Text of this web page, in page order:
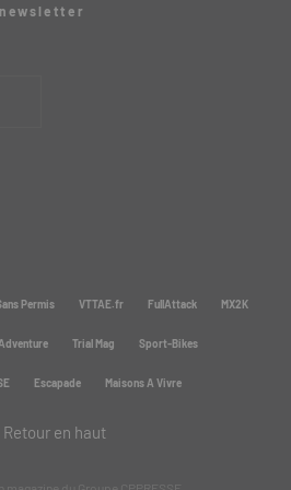
Permis VTTAE.fr FullAttack MX2K
Trial Mag Sport-Bikes
Escapade Maisons A Vivre
Retour en haut